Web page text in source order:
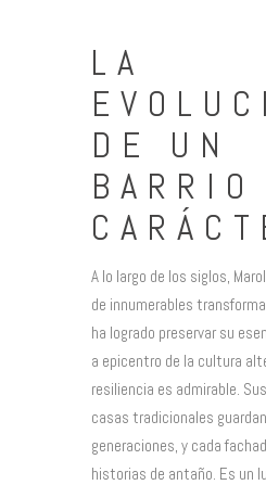
LA
DE UN
BARRIO
A lo largo de los siglos,
de innumerables
ha logrado preservar su
a epicentro de la cultura
resiliencia es admirable.
casas tradicionales
generaciones, y cada
historias de antaño. Es un